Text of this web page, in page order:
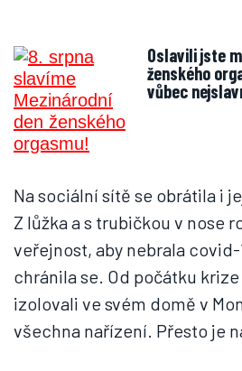
Oslavili jste mezinárodní den
ženského
vůbec
Na sociální sítě se obrátila i
Z lůžka a s trubičkou v nose
veřejnost, aby nebrala covid-
chránila se. Od počátku
izolovali ve svém domě v
všechna nařízení. Přesto je